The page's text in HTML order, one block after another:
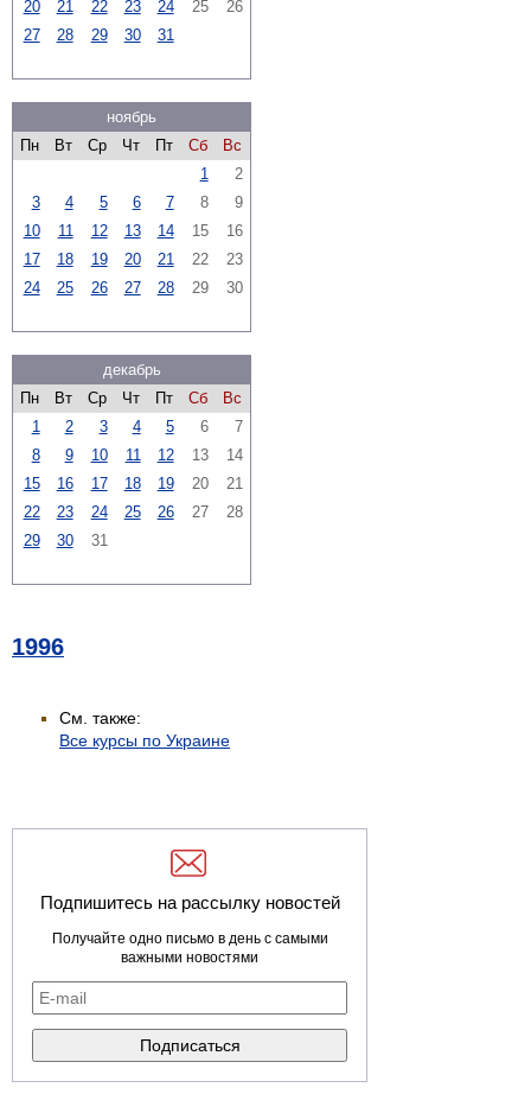
20 21 22 23 24 25
26
27
28 29 30 31
ноябрь
Пн
Вт Ср Чт Пт Сб
Вс
1
2
3
4 5 6 7 8
9
10
11 12 13 14 15
16
17
18 19 20 21 22
23
24
25 26 27 28 29 30
декабрь
Пн
Вт Ср Чт Пт Сб
Вс
1
2 3 4 5 6
7
8
9 10 11 12 13
14
15
16 17 18 19 20
21
22
23 24 25 26 27
28
29
30 31
1996
См. также:
Все курсы по Украине
Подпишитесь на рассылку новостей
Получайте одно письмо в день с самыми
важными новостями